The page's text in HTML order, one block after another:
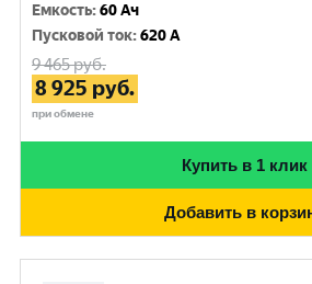
Емкость:60 Ач
Пусковой ток:620 A
9 465руб.
8 925 руб.
при обмене
Купить в 1 клик
Добавить в